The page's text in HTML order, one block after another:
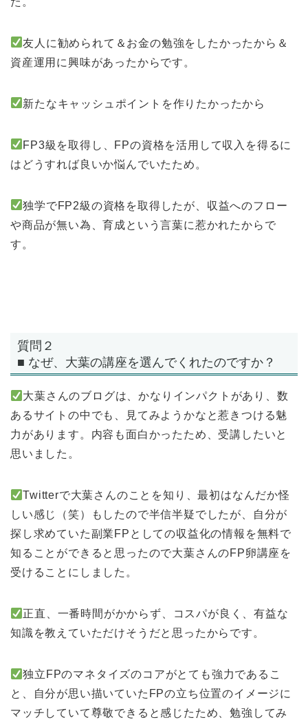
友人に勧められて＆お金の勉強をしたかったから＆
資産運用に興味があったからです。
新たなキャッシュポイントを作りたかったから
FP3級を取得し、FPの資格を活用して収入を得るに
はどうすれば良いか悩んでいたため。
独学でFP2級の資格を取得したが、収益へのフロー
や商品が無い為、育成という言葉に惹かれたからで
す。
質問２
■ なぜ、大葉の講座を選んでくれたのですか？
大葉さんのブログは、かなりインパクトがあり、数
あるサイトの中でも、見てみようかなと惹きつける魅
力があります。内容も面白かったため、受講したいと
思いました。
Twitterで大葉さんのことを知り、最初はなんだか怪
しい感じ（笑）もしたので半信半疑でしたが、自分が
探し求めていた副業FPとしての収益化の情報を無料で
知ることができると思ったので大葉さんのFP卵講座を
受けることにしました。
正直、一番時間がかからず、コスパが良く、有益な
知識を教えていただけそうだと思ったからです。
独立FPのマネタイズのコアがとても強力であるこ
と、自分が思い描いていたFPの立ち位置のイメージに
マッチしていて尊敬できると感じたため、勉強してみ